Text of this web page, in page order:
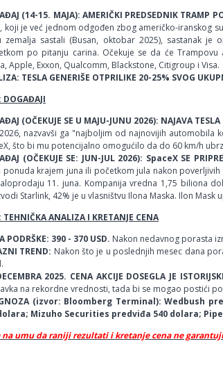
(14-15. MAJA): AMERIČKI PREDSEDNIK TRAMP
koji je već jednom odgođen zbog američko-iranskog
zemalja sastali (Busan, oktobar 2025), sastanak
po pitanju carina. Očekuje se da će
Apple, Exxon, Qualcomm, Blackstone, Citigroup i Visa.
TESLA GENERIŠE OTPRILIKE 20-25% SVOG
DOGAĐAJI
(OČEKUJE SE U MAJU-JUNU 2026): NAJAVA
nazvavši ga "najboljim od najnovijih
što bi mu potencijalno omogućilo da do 60 km/h
(OČEKUJE SE: JUN-JUL 2026): SpaceX SE
ponuda krajem juna ili početkom jula nakon
11. juna. Kompanija vredna 1,75 biliona
Starlink, 42% je u vlasništvu Ilona Maska. Ilon
TEHNIČKA ANALIZA I KRETANJE CENA
PODRŠKE: 390 - 370 USD. Nakon nedavnog porasta
TREND: Nakon što je u poslednjih mesec dana
2025. CENA AKCIJE DOSEGLA JE
na rekordne vrednosti, tada bi se mogao postići
(izvor: Bloomberg Terminal): Wedbush
Mizuho Securities predviđa 540 dolara;
umu da raniji rezultati i kretanje cena ne